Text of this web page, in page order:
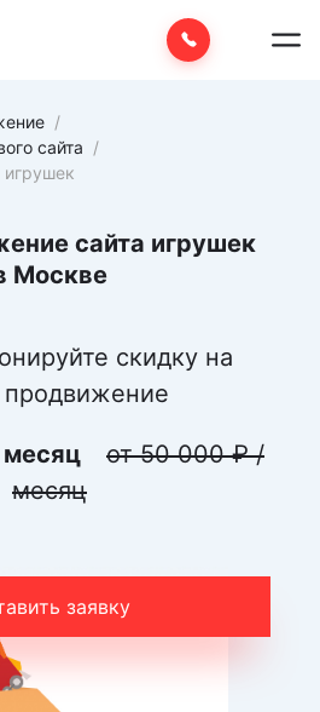
/
сайта /
игрушек
сайта игрушек
Москве
скидку на
продвижение
от 50 000 ₽ /
месяц
заявку